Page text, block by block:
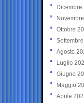
Dicembre
Ottobre
Agosto
Luglio
Giugno
Maggio
Aprile